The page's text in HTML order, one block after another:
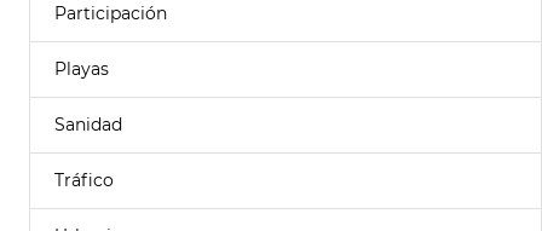
Participación
Playas
Sanidad
Tráfico